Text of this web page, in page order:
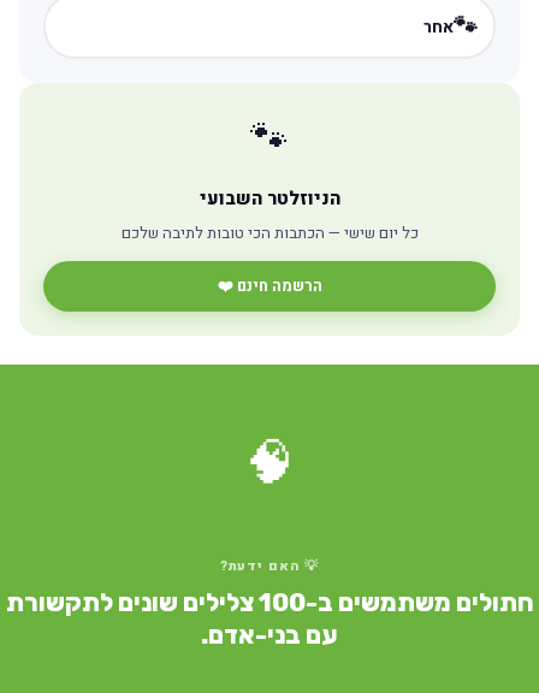
🐾אחר
🐾
הניוזלטר השבועי
כל יום שישי — הכתבות הכי טובות לתיבה שלכם
הרשמה חינם ❤️
🧠
💡 האם ידעת?
חתולים משתמשים ב-100 צלילים שונים לתקשורת
עם בני-אדם.